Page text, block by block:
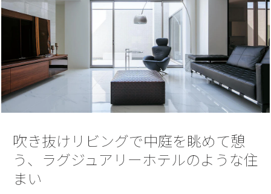
デザイナーズギャラリー
インテリア
住まいづくりガイド
買う
分譲住宅（建売・土地）検索
中古住宅検索
土地活用モデルルーム見学
土地活用実例
法人のお客さま
社宅建築
医療・介護・子育て・障がい福祉施設
リフォームの流れ
リフォームメニュー
リフォーム事例
事業用
事業用リノベーション
ホテル・旅館リフォーム
複合開発事業（ASMACI-アスマチ-）
再開発・官民連携事業
分譲マンション開発事業
収益不動産・投資開発事業
建築再生事業
事業用売買
サポートメニュー
住まいるりんぐ（ロングサポート）
保証制度
アフターメンテナンス
ミサワリフォーム
ご相談窓口
企業・
企業・IR
ニュース
ミサワホームグループ
IR情報
展示場・ イベント情報
カタログ請求
住まいのご相談
吹き抜けリビングで中庭を眺めて憩
う、ラグジュアリーホテルのような住
まい